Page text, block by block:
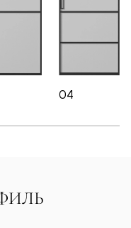
04